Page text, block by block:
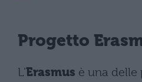
Progetto
L’Erasmus è una